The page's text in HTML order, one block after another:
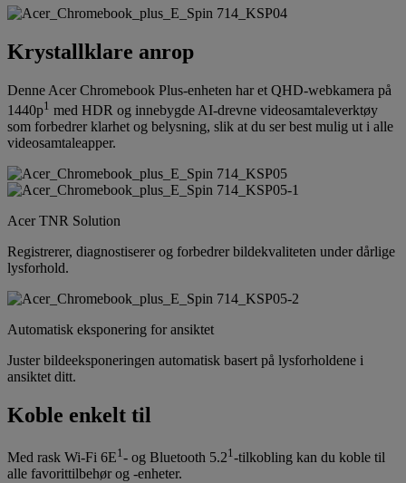
Krystallklare anrop
Denne Acer Chromebook Plus-enheten har et QHD-webkamera på
1440p1 med HDR og innebygde AI-drevne videosamtaleverktøy
som forbedrer klarhet og belysning, slik at du ser best mulig ut i alle
videosamtaleapper.
Acer TNR Solution
Registrerer, diagnostiserer og forbedrer bildekvaliteten under dårlige
lysforhold.
Automatisk eksponering for ansiktet
Juster bildeeksponeringen automatisk basert på lysforholdene i
ansiktet ditt.
Koble enkelt til
Med rask Wi-Fi 6E1 - og Bluetooth 5.21 -tilkobling kan du koble til
alle favorittilbehør og -enheter.